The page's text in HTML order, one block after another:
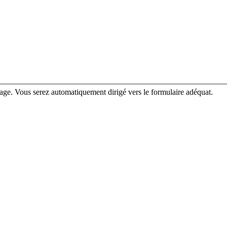
Vous serez automatiquement dirigé vers le formulaire adéquat.